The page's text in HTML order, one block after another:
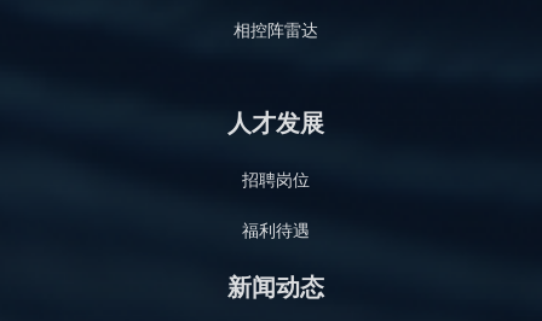
相控阵雷达
人才发展
招聘岗位
福利待遇
新闻动态